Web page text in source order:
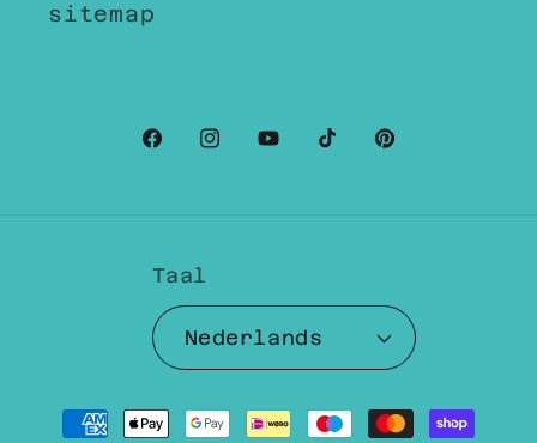
sitemap
Facebook
Instagram
YouTubeTikTokPinterest
Taal
Nederlands
Betaalmethoden